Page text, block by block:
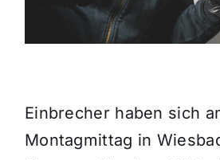
Verkehrsmeldungen
Themen und Termine
Einbrecher haben sich
Montagmittag in